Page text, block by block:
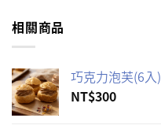
相關商品
巧克力泡芙(6入)
NT$300